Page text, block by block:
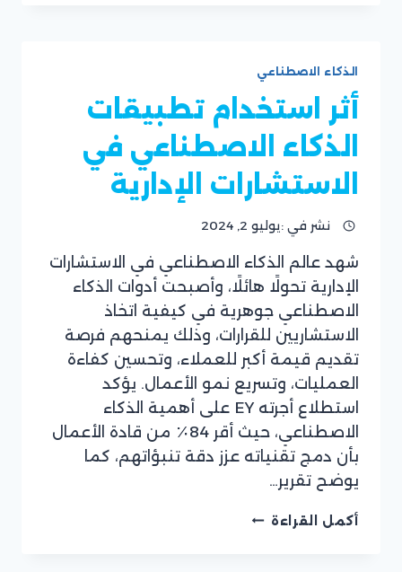
الاصطناعي
الذكاء الاصطناعي
أثر استخدام تطبيقات
الذكاء الاصطناعي في
الاستشارات الإدارية
بقلم
فريق
موقع
سوفت
نشر في :يوليو 2, 2024
شهد عالم الذكاء الاصطناعي في الاستشارات
الإدارية تحولًا هائلًا، وأصبحت أدوات الذكاء
الاصطناعي جوهرية في كيفية اتخاذ
الاستشاريين للقرارات، وذلك يمنحهم فرصة
تقديم قيمة أكبر للعملاء، وتحسين كفاءة
العمليات، وتسريع نمو الأعمال. يؤكد
استطلاع أجرته EY على أهمية الذكاء
الاصطناعي، حيث أقر 84٪ من قادة الأعمال
بأن دمج تقنياته عزز دقة تنبؤاتهم، كما
يوضح تقرير…
أكمل القراءة أثر